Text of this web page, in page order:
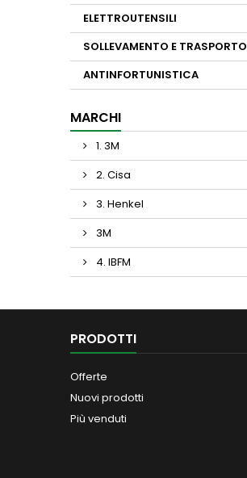
ELETTROUTENSILI
SOLLEVAMENTO E TRASPORTO
ANTINFORTUNISTICA
MARCHI
1. 3M
2. Cisa
3. Henkel
3M
4. IBFM
PRODOTTI
Offerte
Nuovi prodotti
Più venduti